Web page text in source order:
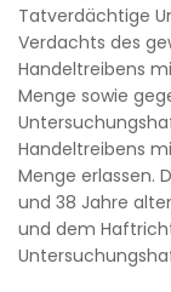
Tatverdächtige
Verdachts des
Handeltreibens
Menge sowie
Handeltreibens
Menge erlassen.
und 38 Jahre
und dem